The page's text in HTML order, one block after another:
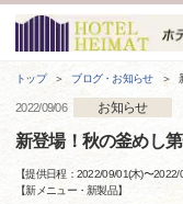
トップ ブログ・お知らせ
2022/09/06 お知らせ
新登場！秋の釜めし
【提供日程：2022/09/01(木)〜2022/
【新メニュー・新製品】